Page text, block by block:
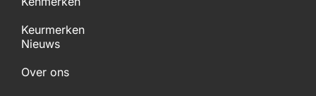
Keurmerken
Nieuws
Over ons